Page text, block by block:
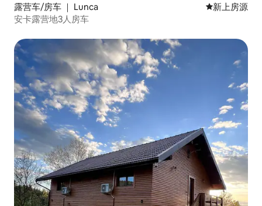
露营车/房车 ｜ Lunca 新房源
新上房源
安卡露营地3人房车